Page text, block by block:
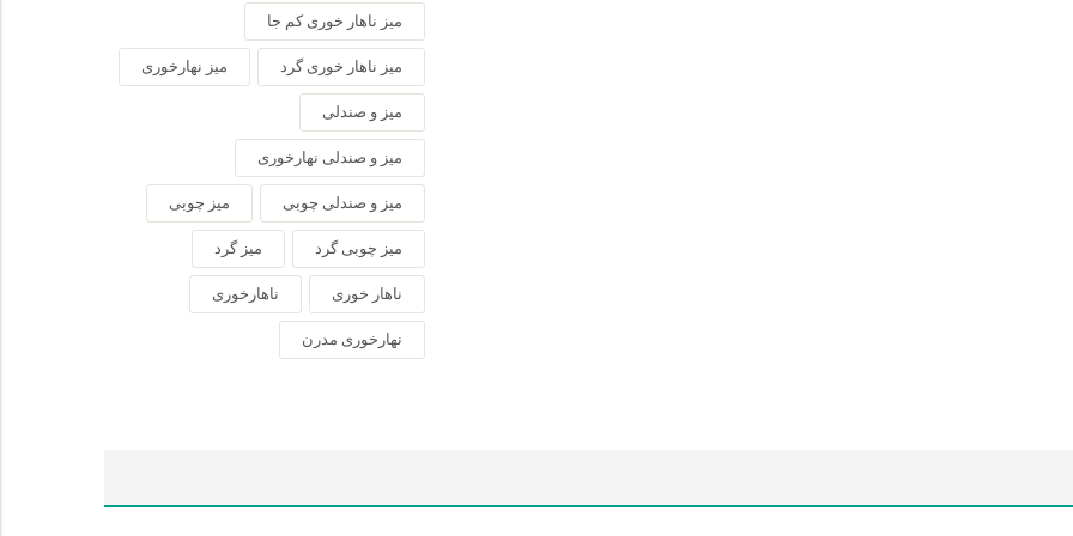
میز ناهار خوری کم جا
میز ناهار خوری گرد میز نهارخوری
میز و صندلی
میز و صندلی نهارخوری
میز و صندلی چوبی میز چوبی
میز چوبی گرد میز گرد
ناهار خوری ناهارخوری
نهارخوری مدرن